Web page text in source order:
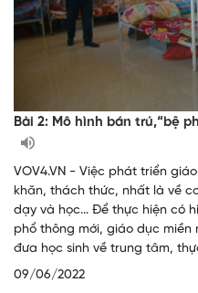
Bài 2: Mô hình bán trú,“bệ
VOV4.VN - Việc phát triển
khăn, thách thức, nhất là về
dạy và học... Để thực hiện có
phổ thông mới, giáo dục miền
đưa học sinh về trung tâm,
09/06/2022